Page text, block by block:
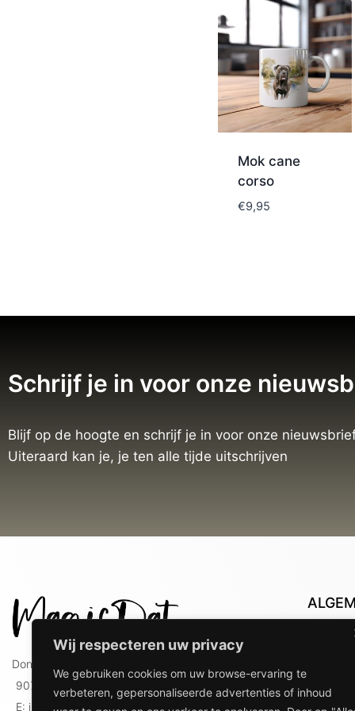
Wij respecteren uw privacy
We gebruiken cookies om uw browse-ervaring te
verbeteren, gepersonaliseerde advertenties of inhoud
Mok cane
corso
€9,95
Schrijf je in voor onze
Blijf op de hoogte en schrijf je in voor onze
Uiteraard kan je, je ten alle tijde uitschrijven
Doniaweg 9
9074 AE Hallum
E: info@magicdat.nl